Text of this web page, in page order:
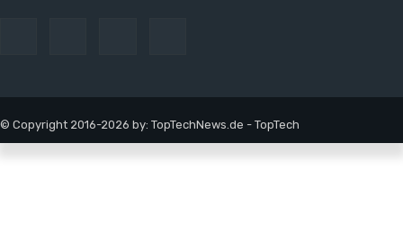
© Copyright 2016-2026 by: TopTechNews.de - TopTech